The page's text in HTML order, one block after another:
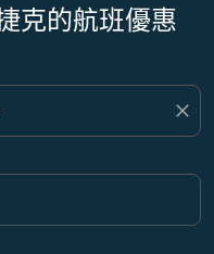
克的航班優惠
close